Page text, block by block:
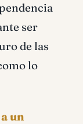
ser
de las
lo
un